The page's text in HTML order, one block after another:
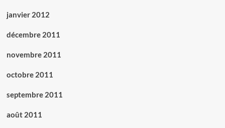
janvier 2012
décembre 2011
novembre 2011
octobre 2011
septembre 2011
août 2011